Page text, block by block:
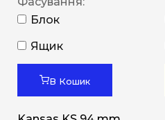
Блок
Ящик
В Кошик